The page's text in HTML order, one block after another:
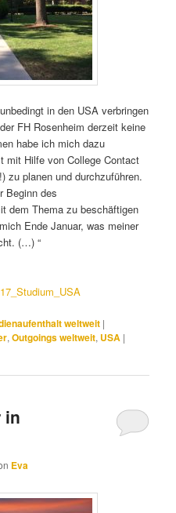
in den USA verbringen
FH Rosenheim derzeit keine
habe ich mich dazu
mit Hilfe von College Contact
zu planen und durchzuführen.
Beginn des
dem Thema zu beschäftigen
Ende Januar, was meiner
(…) “
weltweit |
,Outgoings weltweit, USA |
in
Eva